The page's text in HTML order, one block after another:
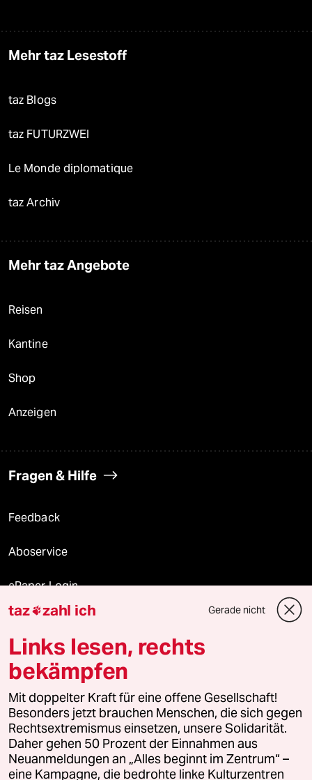
Mehr taz Lesestoff
taz Blogs
taz FUTURZWEI
Le Monde diplomatique
taz Archiv
Mehr taz Angebote
Reisen
Kantine
Shop
Anzeigen
Fragen & Hilfe
Feedback
Aboservice
ePaper Login
Downloads für Abonnierende
© 2026 taz Verlags und Vertriebs GmbH
Alle Rechte vorbehalten. Bei rechtlichen Fragen oder für Genehmigungen
wenden Sie sich bitte an
lizenzen@taz.de
Feedback Redaktionsstatut Kommune-Richtlinien
taz zahl ich Gerade nicht
Links lesen, rechts
bekämpfen
Mit doppelter Kraft für eine offene Gesellschaft!
Besonders jetzt brauchen Menschen, die sich gegen
Rechtsextremismus einsetzen, unsere Solidarität.
Daher gehen 50 Prozent der Einnahmen aus
Neuanmeldungen an „Alles beginnt im Zentrum“ –
eine Kampagne, die bedrohte linke Kulturzentren